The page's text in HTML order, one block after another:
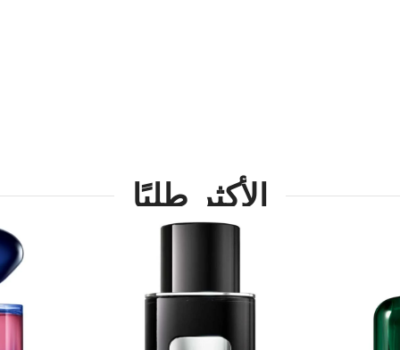
الأكثر طلبًا